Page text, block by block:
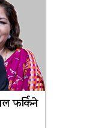
फर्किने